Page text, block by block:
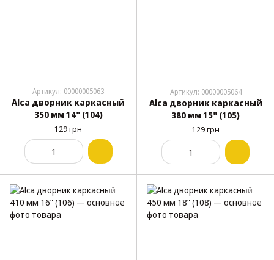
Артикул: 00000005063
Alca дворник каркасный
350 мм 14" (104)
129 грн
Артикул: 00000005064
Alca дворник каркасный
380 мм 15" (105)
129 грн